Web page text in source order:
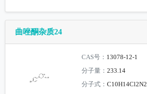
曲唑酮杂质24
CAS号： 13078-12-1
分子量：233.14
分子式：C10H14Cl2N2